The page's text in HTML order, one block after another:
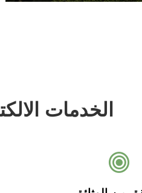
الخدمات